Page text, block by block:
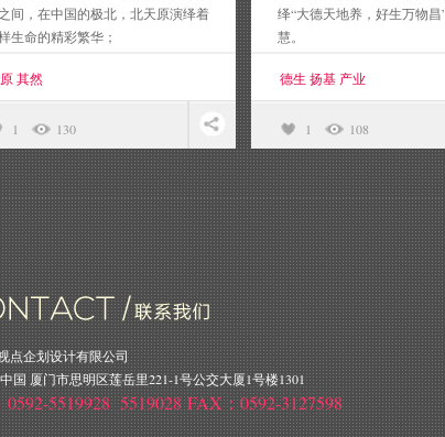
间，在中国的极北，北天原演绎着
生命的精彩繁华；
其然
1 130
绎“大德天地养，好生万物昌
慧。
德生 扬基 产业
1 108
点企划设计有限公司
国 厦门市思明区莲岳里221-1号公交大厦1号楼1301
5519928 5519028 FAX：0592-3127598